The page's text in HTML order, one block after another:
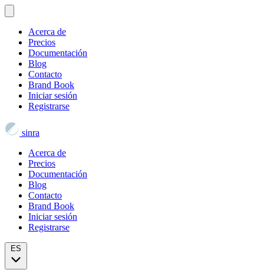
Acerca de
Precios
Documentación
Blog
Contacto
Brand Book
Iniciar sesión
Registrarse
sinra
Acerca de
Precios
Documentación
Blog
Contacto
Brand Book
Iniciar sesión
Registrarse